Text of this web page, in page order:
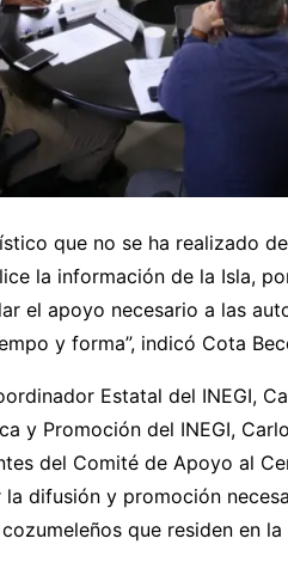
que no se ha realizado
la información de la Isla,
el apoyo necesario a las
y forma”, indicó Cota
Estatal del INEGI,
y Promoción del INEGI,
del Comité de Apoyo al
difusión y promoción
que residen en